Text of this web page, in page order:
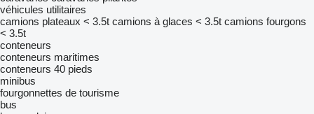
véhicules utilitaires
camions plateaux < 3.5t camions à glaces < 3.5t camions fourgons
< 3.5t
conteneurs
conteneurs maritimes
conteneurs 40 pieds
minibus
fourgonnettes de tourisme
bus